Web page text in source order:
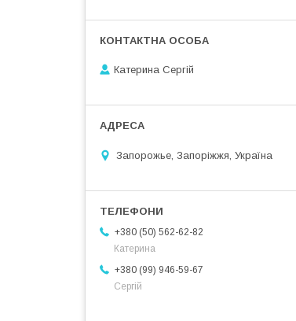
Катерина Сергій
Запорожье, Запоріжжя, Україна
+380 (50) 562-62-82
Катерина
+380 (99) 946-59-67
Сергій